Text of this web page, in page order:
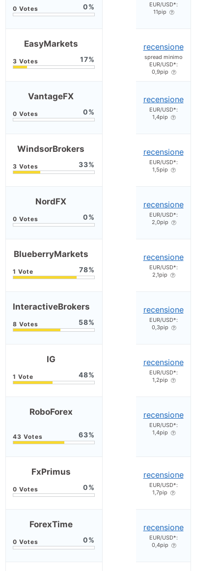
0
EUR/USD*:
11pip
EasyMarkets
17
recensione
spread minimo
EUR/USD*:
0,9pip
VantageFX
0
recensione
EUR/USD*:
1,4pip
WindsorBrokers
33
recensione
EUR/USD*:
1,5pip
NordFX
0
recensione
EUR/USD*:
2,0pip
BlueberryMarkets
78
recensione
EUR/USD*:
2,1pip
InteractiveBrokers
58
recensione
EUR/USD*:
0,3pip
IG
48
recensione
EUR/USD*:
1,2pip
RoboForex
63
recensione
EUR/USD*:
1,4pip
FxPrimus
0
recensione
EUR/USD*:
1,7pip
ForexTime
0
recensione
EUR/USD*:
0,4pip